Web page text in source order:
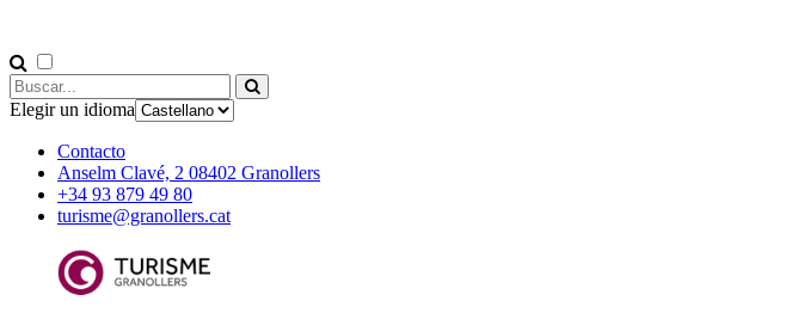
Elegir un idioma
Contacto
Anselm Clavé, 2 08402 Granollers
+34 93 879 49 80
turisme@granollers.cat